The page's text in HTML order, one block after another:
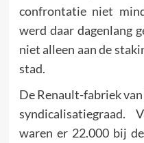
confrontatie niet
werd daar dagenlang
niet alleen aan de
stad.
De Renault-fabriek
syndicalisatiegraad.
waren er 22.000 bij